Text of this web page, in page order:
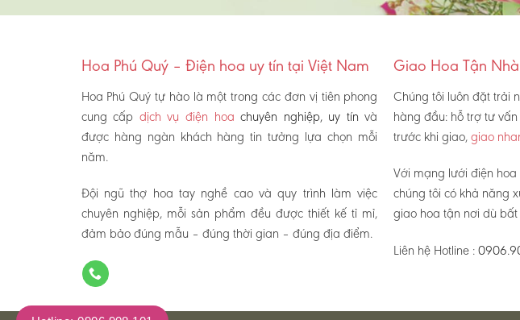
Hoa Phú Quý – Điện hoa uy tín tại Việt Nam
Hoa Phú Quý tự hào là một trong các đơn vị tiên phong
cung cấp dịch vụ điện hoachuyên nghiệp, uy tín và
được hàng ngàn khách hàng tin tưởng lựa chọn mỗi
năm.
Đội ngũ thợ hoa tay nghề cao và quy trình làm việc
chuyên nghiệp, mỗi sản phẩm đều được thiết kế tỉ mỉ,
đảm bảo đúng mẫu – đúng thời gian – đúng địa điểm.
Giao Hoa Tận
Chúng tôi luôn đặt trải
hàng đầu: hỗ trợ tư
trước khi giao, giao
Với mạng lưới điện
chúng tôi có khả năng
giao hoa tận nơi dù
Liên hệ Hotline :